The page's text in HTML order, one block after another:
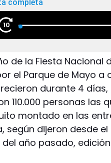
completa
10
de la Fiesta Nacional
el Parque de Mayo a
durante 4
110.000 personas
montado en las
según dijeron desde el
año pasado,